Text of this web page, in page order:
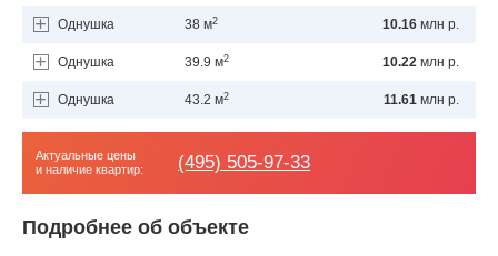
Однушка 38 м2 10.16млн р.
Однушка 39.9 м2 10.22млн р.
Однушка 43.2 м2 11.61млн р.
Актуальные цены
и наличие квартир:
(495) 505-97-33
Подробнее об объекте